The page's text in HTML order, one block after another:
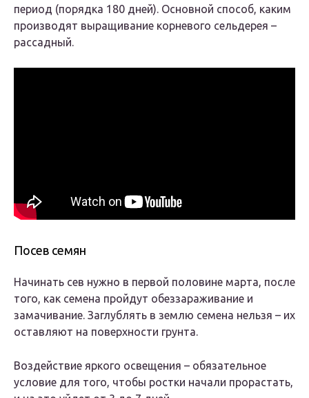
период (порядка 180 дней). Основной способ, каким
производят выращивание корневого сельдерея –
рассадный.
Посев семян
Начинать сев нужно в первой половине марта, после
того, как семена пройдут обеззараживание и
замачивание. Заглублять в землю семена нельзя – их
оставляют на поверхности грунта.
Воздействие яркого освещения – обязательное
условие для того, чтобы ростки начали прорастать,